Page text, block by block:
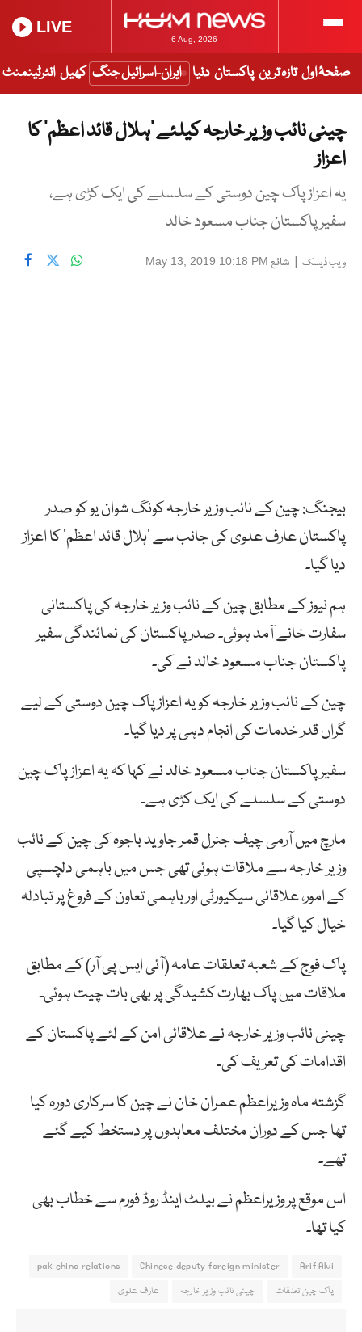
6 Aug, 2026
LIVE
صفحۂ اول تازہ ترین پاکستان دنیا ایران-اسرائیل جنگ کھیل انٹرٹینمنٹ
چینی نائب وزیر خارجہ کیلئے ’ہلال قائد اعظم‘ کا
اعزاز
یہ اعزاز پاک چین دوستی کے سلسلے کی ایک کڑی ہے،
سفیر پاکستان جناب مسعود خالد
ویب ڈیسک | شائع May 13, 2019 10:18 PM
بیجنگ: چین کے نائب وزیر خارجہ کونگ شوان یو کو صدر
پاکستان عارف علوی کی جانب سے ’ہلال قائد اعظم‘ کا اعزاز
دیا گیا۔
ہم نیوز کے مطابق چین کے نائب وزیر خارجہ کی پاکستانی
سفارت خانے آمد ہوئی۔ صدر پاکستان کی نمائندگی سفیر
پاکستان جناب مسعود خالد نے کی۔
چین کے نائب وزیر خارجہ کو یہ اعزاز پاک چین دوستی کے لیے
گراں قدر خدمات کی انجام دہی پر دیا گیا۔
سفیر پاکستان جناب مسعود خالد نے کہا کہ یہ اعزاز پاک چین
دوستی کے سلسلے کی ایک کڑی ہے۔
مارچ میں آرمی چیف جنرل قمر جاوید باجوہ کی چین کے نائب
وزیر خارجہ سے ملاقات ہوئی تھی جس میں باہمی دلچسپی
کے امور، علاقائی سیکیورٹی اور باہمی تعاون کے فروغ پر تبادلہ
خیال کیا گیا۔
پاک فوج کے شعبہ تعلقات عامہ (آئی ایس پی آر) کے مطابق
ملاقات میں پاک بھارت کشیدگی پر بھی بات چیت ہوئی۔
چینی نائب وزیر خارجہ نے علاقائی امن کے لئے پاکستان کے
اقدامات کی تعریف کی۔
گزشتہ ماہ وزیراعظم عمران خان نے چین کا سرکاری دورہ کیا
تھا جس کے دوران مختلف معاہدوں پر دستخط کیے گئے
تھے۔
اس موقع پر وزیراعظم نے بیلٹ اینڈ روڈ فورم سے خطاب بھی
کیا تھا۔
Arif Alvi
Chinese deputy foreign minister
pak china relations
پاک چین تعلقات
چینی نائب وزیر خارجہ عارف علوی